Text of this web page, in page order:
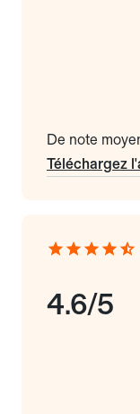
De note
Téléchargez
4.6/5